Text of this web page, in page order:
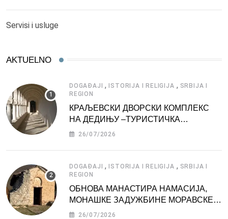
Servisi i usluge
AKTUELNO
DOGAĐAJI , ISTORIJA I RELIGIJA , SRBIJA I
REGION
КРАЉЕВСКИ ДВОРСКИ КОМПЛЕКС
НА ДЕДИЊУ –ТУРИСТИЧКА
АТРАКЦИЈА
26/07/2026
DOGAĐAJI , ISTORIJA I RELIGIJA , SRBIJA I
REGION
ОБНОВА МАНАСТИРА НАМАСИЈА,
МОНАШКЕ ЗАДУЖБИНЕ МОРАВСКЕ
СРБИЈЕ
26/07/2026